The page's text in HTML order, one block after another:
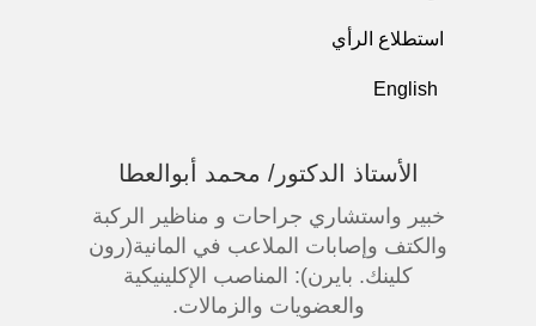
استطلاع الرأي
English
الأستاذ الدكتور/ محمد أبوالعطا
خبير واستشاري جراحات و مناظير الركبة
والكتف وإصابات الملاعب في المانية(رون
كلينك. بايرن): المناصب الإكلينيكية
والعضويات والزمالات.